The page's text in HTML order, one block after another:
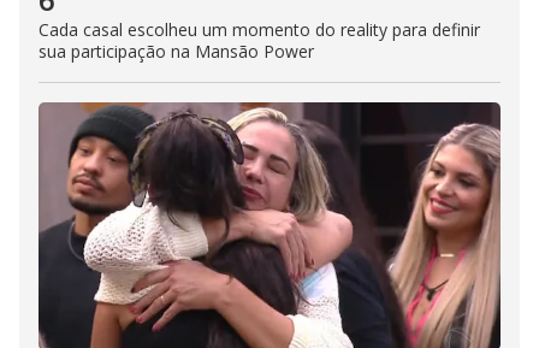
Cada casal escolheu um momento do reality para definir
sua participação na Mansão Power